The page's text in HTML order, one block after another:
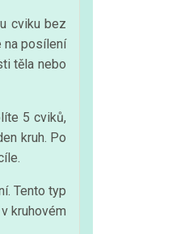
cviku bez
na posílení
těla nebo
5 cviků,
kruh. Po
Tento typ
kruhovém